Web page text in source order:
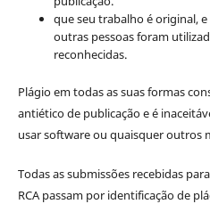
que seu trabalho é original,
outras pessoas foram
reconhecidas.
Plágio em todas as suas formas
antiético de publicação e é
usar software ou quaisquer outros
Todas as submissões recebidas
RCA passam por identificação de